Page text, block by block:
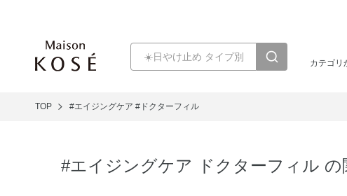
カテゴリ
TOP #エイジングケア #ドクターフィル
#エイジングケア ドクターフィル の